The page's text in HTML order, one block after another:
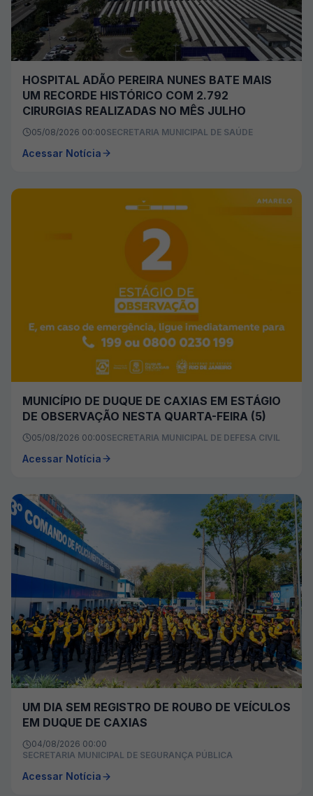
HOSPITAL ADÃO PEREIRA NUNES BATE MAIS
UM RECORDE HISTÓRICO COM 2.792
CIRURGIAS REALIZADAS NO MÊS JULHO
05/08/2026 00:00SECRETARIA MUNICIPAL DE SAÚDE
Acessar Notícia
MUNICÍPIO DE DUQUE DE CAXIAS EM ESTÁGIO
DE OBSERVAÇÃO NESTA QUARTA-FEIRA (5)
05/08/2026 00:00SECRETARIA MUNICIPAL DE DEFESA CIVIL
Acessar Notícia
UM DIA SEM REGISTRO DE ROUBO DE VEÍCULOS
EM DUQUE DE CAXIAS
04/08/2026 00:00
SECRETARIA MUNICIPAL DE SEGURANÇA PÚBLICA
Acessar Notícia